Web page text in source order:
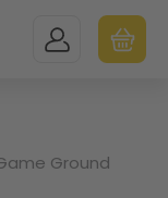
MEIN KONTO
Ground